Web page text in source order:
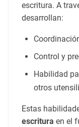
escritura. A
desarrollan:
Control y
Habilidad
otros
Estas
escritura en el